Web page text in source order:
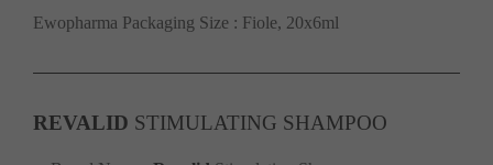
Ewopharma Packaging Size : Fiole, 20x6ml
REVALID STIMULATING SHAMPOO